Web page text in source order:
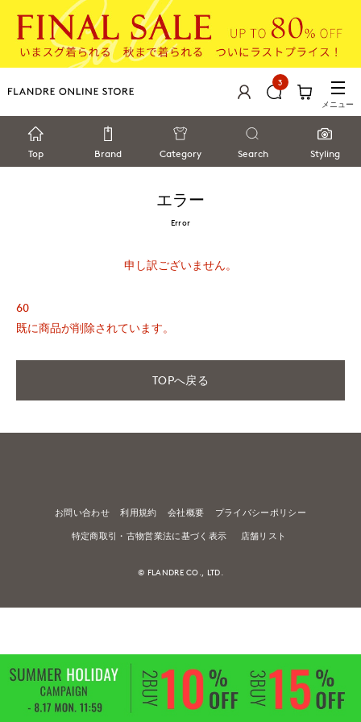
3
メニュー
Top Brand Category Search Styling
エラー
Error
申し訳ございません。
60
既に商品が削除されています。
TOPへ戻る
お問い合わせ 利用規約 会社概要 プライバシーポリシー
特定商取引・古物営業法に基づく表示 店舗リスト
© FLANDRE CO., LTD.